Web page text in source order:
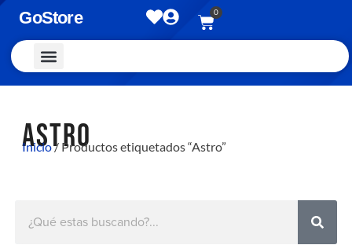
GoStore 0
ASTRO
Inicio/ Productos etiquetados “Astro”